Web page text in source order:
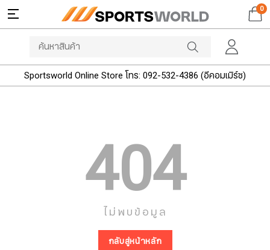
0
Sportsworld Online Store โทร: 092-532-4386 (อีคอมเมิร์ซ)
404
ไม่พบข้อมูล
กลับสู่หน้าหลัก